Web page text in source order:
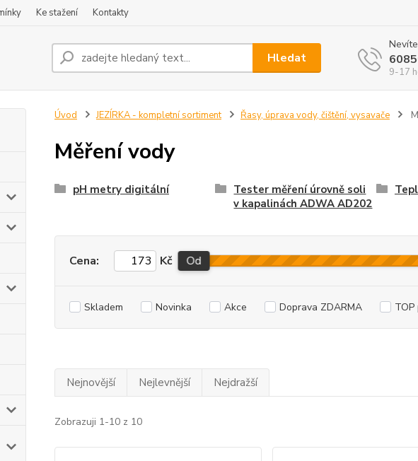
Ke stažení Kontakty
Hledat
9-17
Úvod JEZÍRKA - kompletní sortiment Řasy, úprava vody, čištění, vysavače
Měření vody
pH metry digitální
Tester měření úrovně soli
v kapalinách ADWA AD202
Cena: Kč Od
Skladem Novinka Akce Doprava ZDARMA
Nejnovější Nejlevnější Nejdražší
Zobrazuji 1-10 z 10